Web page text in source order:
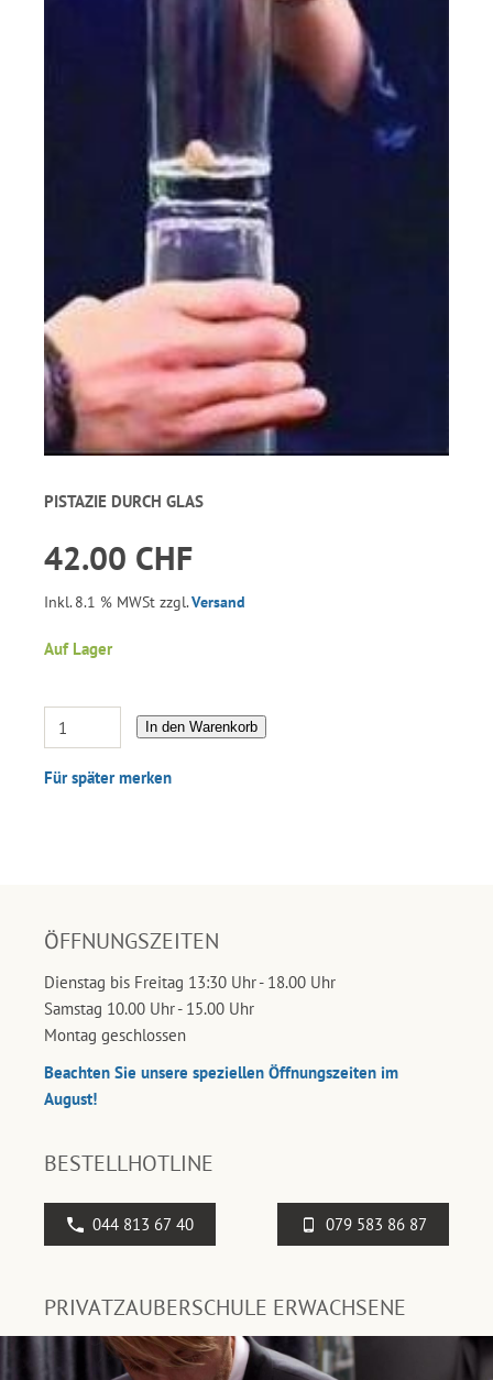
PISTAZIE DURCH GLAS
42.00 CHF
Inkl. 8.1 % MWSt zzgl.Versand
Auf Lager
In den Warenkorb
Für später merken
ÖFFNUNGSZEITEN
Dienstag bis Freitag 13:30 Uhr - 18.00 Uhr
Samstag 10.00 Uhr - 15.00 Uhr
Montag geschlossen
Beachten Sie unsere speziellen Öffnungszeiten im
August!
BESTELLHOTLINE
044 813 67 40 079 583 86 87
PRIVATZAUBERSCHULE ERWACHSENE